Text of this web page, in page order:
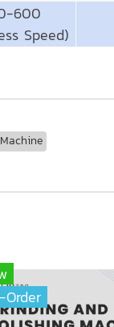
600
Speed)
Order